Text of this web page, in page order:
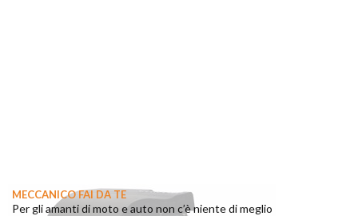
MECCANICO FAI DA TE
Per gli amanti di moto e auto non c’è niente di meglio